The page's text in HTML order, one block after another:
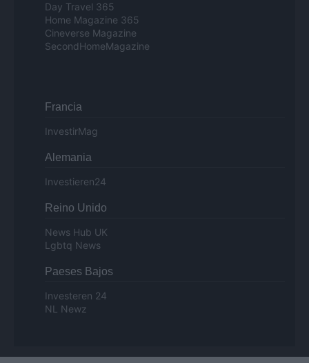
Day Travel 365
Home Magazine 365
Cineverse Magazine
SecondHomeMagazine
Francia
InvestirMag
Alemania
Investieren24
Reino Unido
News Hub UK
Lgbtq News
Paeses Bajos
Investeren 24
NL Newz